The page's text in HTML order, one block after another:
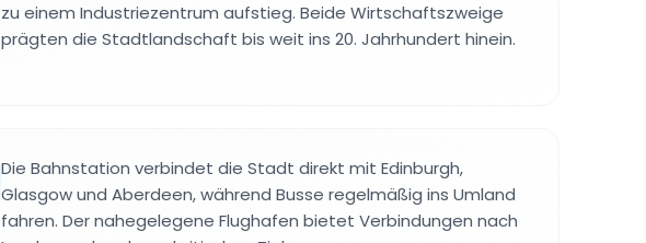
zu einem Industriezentrum aufstieg. Beide Wirtschaftszweige
prägten die Stadtlandschaft bis weit ins 20. Jahrhundert hinein.
Die Bahnstation verbindet die Stadt direkt mit Edinburgh,
Glasgow und Aberdeen, während Busse regelmäßig ins Umland
fahren. Der nahegelegene Flughafen bietet Verbindungen nach